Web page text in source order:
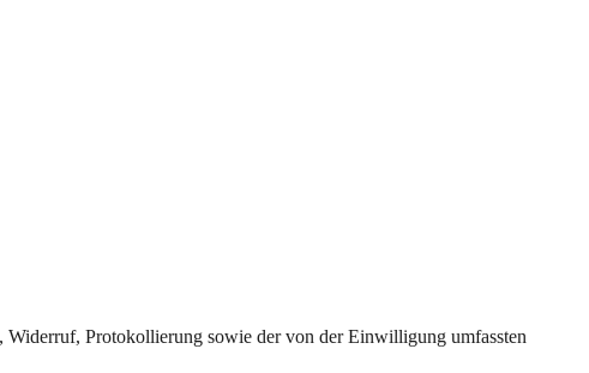
Widerruf, Protokollierung sowie der von der Einwilligung umfassten